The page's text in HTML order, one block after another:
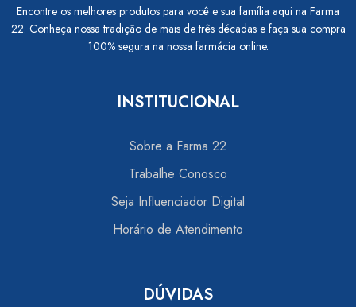
Encontre os melhores produtos para você e sua família aqui na Farma
22. Conheça nossa tradição de mais de três décadas e faça sua compra
100% segura na nossa farmácia online.
INSTITUCIONAL
Sobre a Farma 22
Trabalhe Conosco
Seja Influenciador Digital
Horário de Atendimento
DÚVIDAS